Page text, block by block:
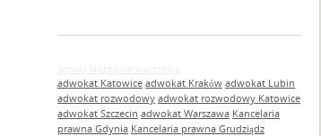
serwis laptopów warszawa
adwokat Katowice adwokat Kraków adwokat Lubin
adwokat rozwodowy adwokat rozwodowy Katowice
adwokat Szczecin adwokat Warszawa Kancelaria
prawna Gdynia Kancelaria prawna Grudziądz